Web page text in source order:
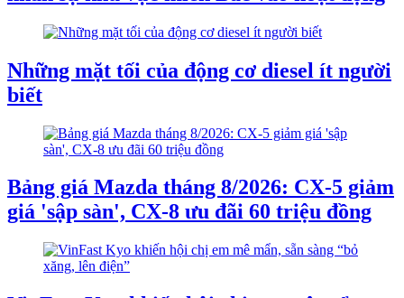
Những mặt tối của động cơ diesel ít người
biết
Bảng giá Mazda tháng 8/2026: CX-5 giảm
giá 'sập sàn', CX-8 ưu đãi 60 triệu đồng